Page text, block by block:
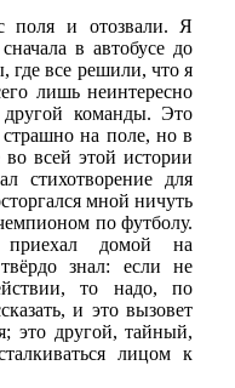
поля и отозвали. Я
в автобусе до
где все решили, что я
лишь неинтересно
команды. Это
на поле, но в
во всей этой истории
стихотворение для
мной ничуть
по футболу.
домой на
знал: если не
то надо, по
и это вызовет
это другой, тайный,
лицом к